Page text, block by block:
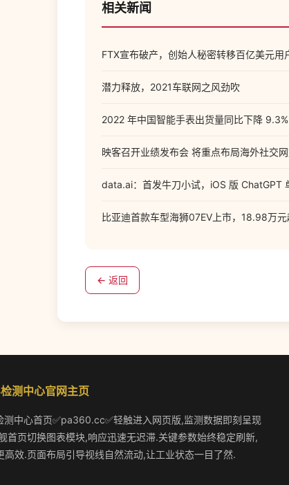
相关新闻
FTX宣布破产，创始人秘密转移百亿美元用
潜力释放，2021车联网之风劲吹
2022 年中国智能手表出货量同比下降
映客召开业绩发布会 将重点布局海外社交
data.ai：首发牛刀小试，iOS 版 ChatGPT
比亚迪首款车型海狮07EV上市，18.98万元
← 返回
测中心官网主页
测中心首页✅pa360.cc✅轻触进入网页版,监测数据即刻呈现
首页切换图表模块,响应迅速无迟滞.关键参数始终稳定刷新,
高效.页面布局引导视线自然流动,让工业状态一目了然.